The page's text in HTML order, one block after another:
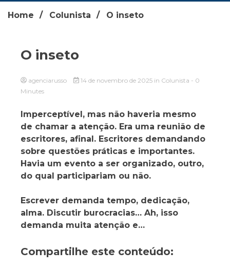
Home Colunista O inseto
O inseto
agenciarusso 14 de novembro de 2025 in Colunista - 0
Minutes
Imperceptível, mas não haveria mesmo
de chamar a atenção. Era uma reunião de
escritores, afinal. Escritores demandando
sobre questões práticas e importantes.
Havia um evento a ser organizado, outro,
do qual participariam ou não.
Escrever demanda tempo, dedicação,
alma. Discutir burocracias… Ah, isso
demanda muita atenção e…
Compartilhe este conteúdo: